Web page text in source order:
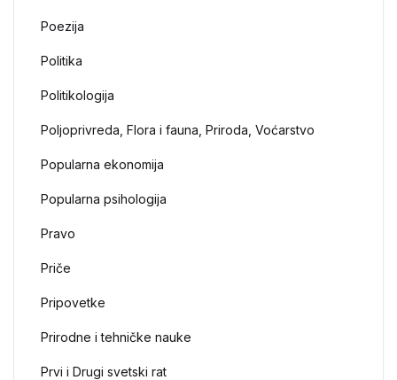
Poezija
Politika
Politikologija
Poljoprivreda, Flora i fauna, Priroda, Voćarstvo
Popularna ekonomija
Popularna psihologija
Pravo
Priče
Pripovetke
Prirodne i tehničke nauke
Prvi i Drugi svetski rat